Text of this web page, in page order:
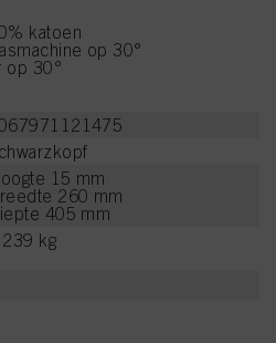
katoen
op 30°
op 30°
15 mm
260 mm
405 mm
kg